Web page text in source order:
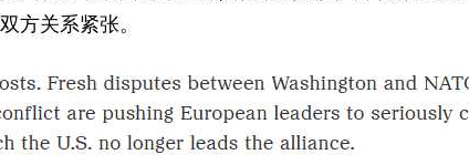
方关系紧张。